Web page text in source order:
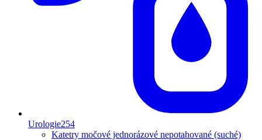
Urologie254
Katetry močové jednorázové nepotahované (suché)